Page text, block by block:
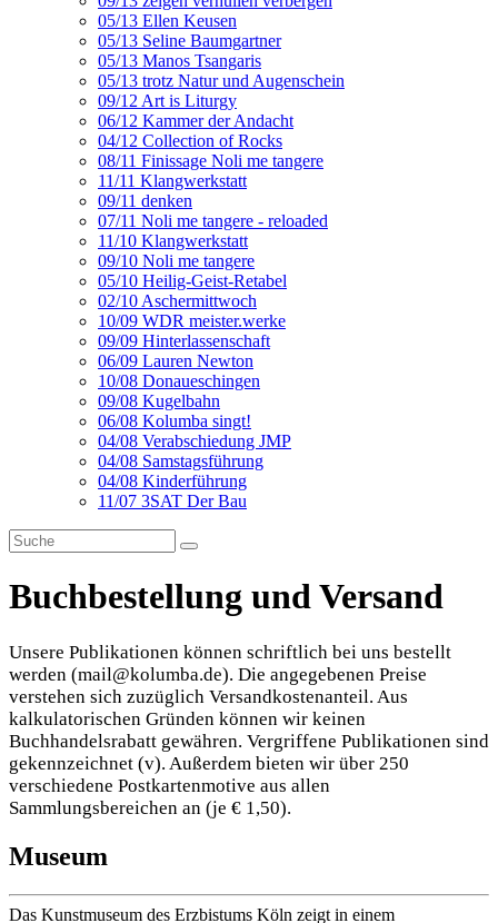
05/13 Ellen Keusen
05/13 Seline Baumgartner
05/13 Manos Tsangaris
05/13 trotz Natur und Augenschein
09/12 Art is Liturgy
06/12 Kammer der Andacht
04/12 Collection of Rocks
08/11 Finissage Noli me tangere
11/11 Klangwerkstatt
09/11 denken
07/11 Noli me tangere - reloaded
11/10 Klangwerkstatt
09/10 Noli me tangere
05/10 Heilig-Geist-Retabel
02/10 Aschermittwoch
10/09 WDR meister.werke
09/09 Hinterlassenschaft
06/09 Lauren Newton
10/08 Donaueschingen
09/08 Kugelbahn
06/08 Kolumba singt!
04/08 Verabschiedung JMP
04/08 Samstagsführung
04/08 Kinderführung
11/07 3SAT Der Bau
Buchbestellung und Versand
Unsere Publikationen können schriftlich bei uns bestellt
werden (mail@kolumba.de). Die angegebenen Preise
verstehen sich zuzüglich Versandkostenanteil. Aus
kalkulatorischen Gründen können wir keinen
Buchhandelsrabatt gewähren. Vergriffene Publikationen sind
gekennzeichnet (v). Außerdem bieten wir über 250
verschiedene Postkartenmotive aus allen
Sammlungsbereichen an (je € 1,50).
Museum
Das Kunstmuseum des Erzbistums Köln zeigt in einem